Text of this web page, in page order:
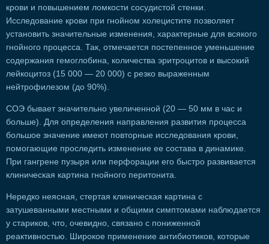
крови и повышением ломкости сосудистой стенки.
Исследование крови при гнойном холецистите позволяет
установить значительные изменения, характерные для всякого
гнойного процесса. Так, отмечается постепенное уменьшение
содержания гемоглобина, количества эритроцитов и высокий
лейкоцитоз (15 000 — 20 000) с резко выраженным
нейтрофилезом (до 90%).
СОЭ бывает значительно увеличенной (20 — 50 мм в час и
больше). Для определения направления развития процесса
большое значение имеют повторные исследования крови,
помогающие проследить изменение ее состава в динамике.
При гангрене пузыря или перфорации его быстро развивается
клиническая картина гнойного перитонита.
Нередко неясная, стертая клиническая картина с
затушеванными местными и общими симптомами наблюдается
у стариков, что, очевидно, связано с пониженной
реактивностью. Широкое применение антибиотиков, которые